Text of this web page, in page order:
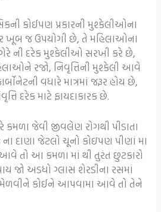
કોઈપણ પ્રકારની મુશ્કેલીઓના
ખૂબ જ ઉપયોગી છે, તે મહિલાઓના
ની દરેક મુશ્કેલીઓ સરખી કરે છે,
રજો, નિવૃત્તિની મુશ્કેલી આવે
વધારે માત્રમાં જરૂર હોય છે,
દરેક માટે ફાયદાકારક છે.
જેવી જીવલેણ રોગથી પીડાતા
દાણા જેટલો ચૂનો કોઇપણ પીણાં મા
તો આ કમળા માં થી તુરંત છુટકારો
જો અડધો ગ્લાસ શેરડીના રસમાં
મેળવીને કોઈને આપવામા આવે તો તેને